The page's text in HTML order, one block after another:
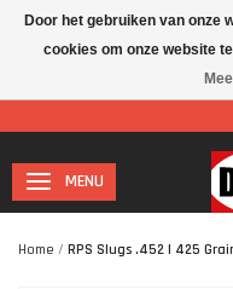
Let op: I.v.m. de
MENU
Home / RPS Slugs .452 | 425
Door het gebruiken van onze
cookies om onze website